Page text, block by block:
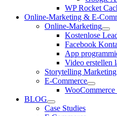
WP Rocket
Online-Marketing & E-
Online-Marketing
Kostenlose
Facebook
App
Video erstellen
Storytelling Marketing
E-Commerce
BLOG
Case Studies